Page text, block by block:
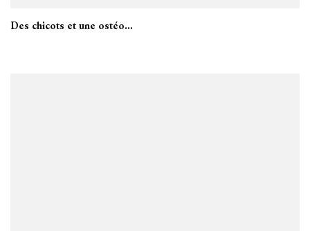
Des chicots et une ostéo…